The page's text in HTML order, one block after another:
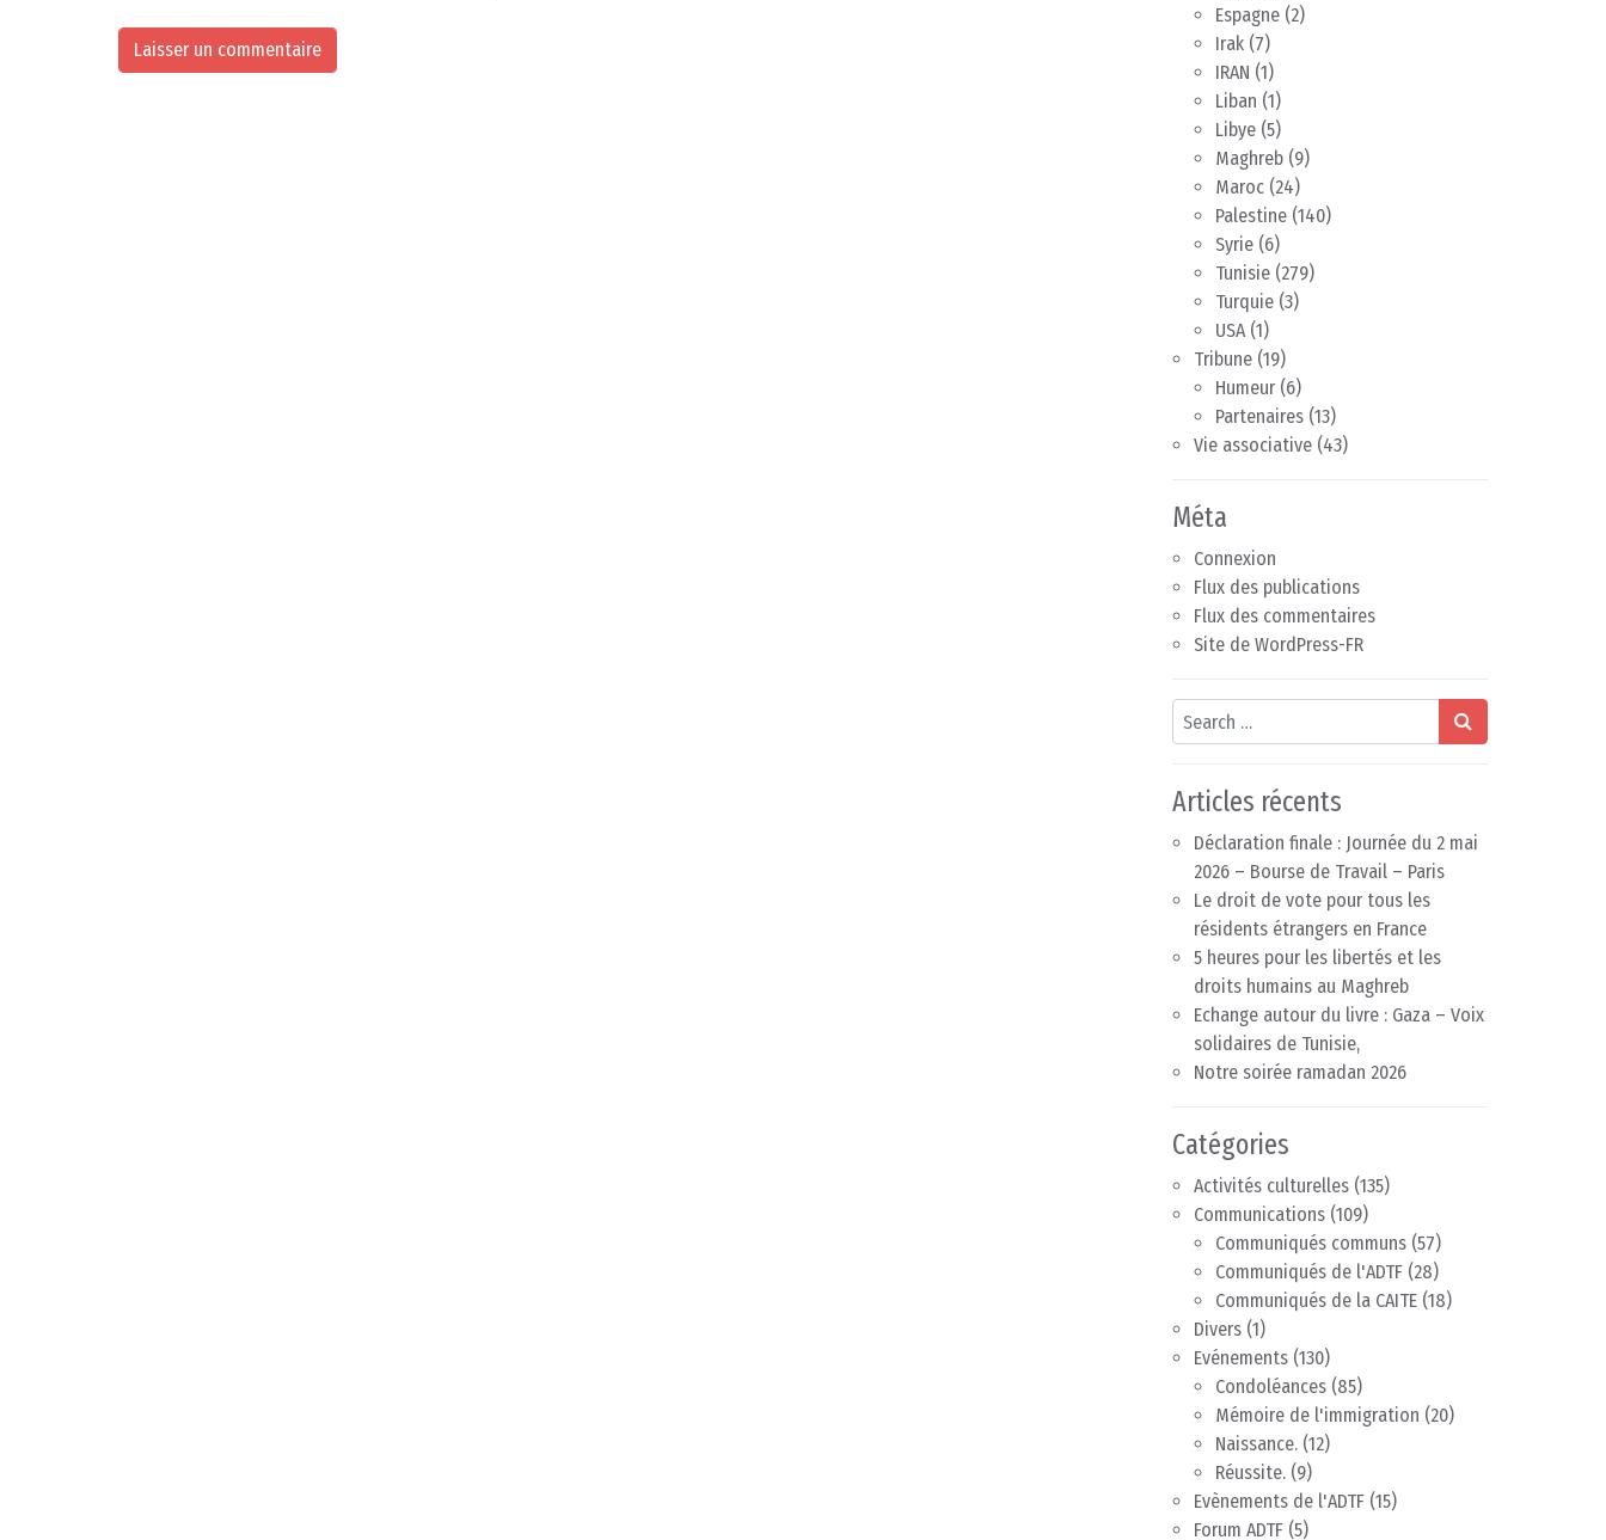
Espagne (2)
Irak (7)
IRAN (1)
Liban (1)
Libye (5)
Maghreb (9)
Maroc (24)
Palestine (140)
Syrie (6)
Tunisie (279)
Turquie (3)
USA(1)
Tribune (19)
Humeur (6)
Partenaires (13)
Vie associative (43)
Méta
Connexion
Flux des publications
Flux des commentaires
Site de WordPress-FR
Search
Articles récents
Déclaration finale : Journée du 2 mai
2026 – Bourse de Travail – Paris
Le droit de vote pour tous les
résidents étrangers en France
5 heures pour les libertés et les
droits humains au Maghreb
Echange autour du livre : Gaza – Voix
solidaires de Tunisie,
Notre soirée ramadan 2026
Catégories
Activités culturelles (135)
Communications (109)
Communiqués communs (57)
Communiqués de l'ADTF (28)
Communiqués de la CAITE (18)
Divers (1)
Evénements (130)
Condoléances (85)
Mémoire de l'immigration (20)
Naissance. (12)
Réussite. (9)
Evènements de l'ADTF (15)
Forum ADTF (5)